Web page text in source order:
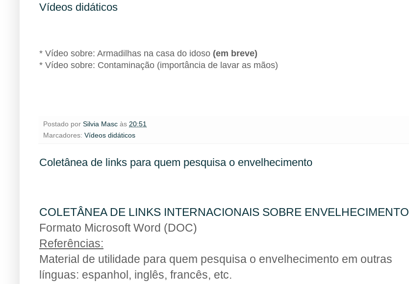
Vídeos didáticos
* Vídeo sobre: Armadilhas na casa do idoso (em breve)
* Vídeo sobre: Contaminação (importância de lavar as mãos)
Postado por Silvia Masc às 20:51
Marcadores: Vídeos didáticos
Coletânea de links para quem pesquisa o envelhecimento
COLETÂNEA DE LINKS INTERNACIONAIS SOBRE ENVELHECIMENTO
Formato Microsoft Word (DOC)
Referências:
Material de utilidade para quem pesquisa o envelhecimento em outras
línguas: espanhol, inglês, francês, etc.